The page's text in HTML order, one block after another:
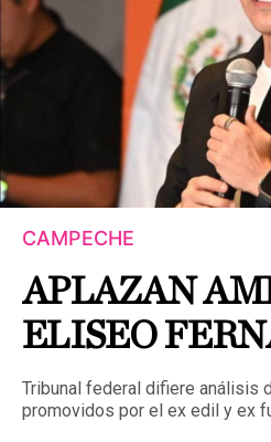
CAMPECHE
APLAZAN
ELISEO
Tribunal federal difiere análisis
promovidos por el ex edil y ex